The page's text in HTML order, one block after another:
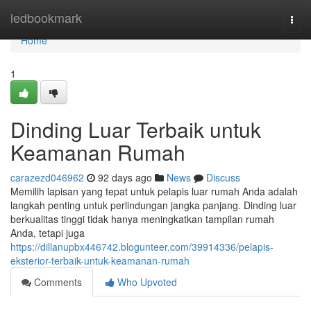
ledbookmark
Home
Home
1
Dinding Luar Terbaik untuk
Keamanan Rumah
carazezd046962 92 days ago News
Discuss
Memilih lapisan yang tepat untuk pelapis luar rumah Anda adalah
langkah penting untuk perlindungan jangka panjang. Dinding luar
berkualitas tinggi tidak hanya meningkatkan tampilan rumah
Anda, tetapi juga
https://dillanupbx446742.blogunteer.com/39914336/pelapis-
eksterior-terbaik-untuk-keamanan-rumah
Comments
Who Upvoted